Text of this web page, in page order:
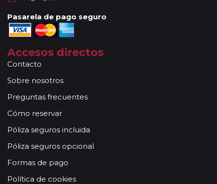
Pasarela de pago seguro
Accesos directos
Contacto
Sobre nosotros
Preguntas frecuentes
Cómo reservar
Póliza seguros incluida
Póliza seguros opcional
Formas de pago
Política de cookies